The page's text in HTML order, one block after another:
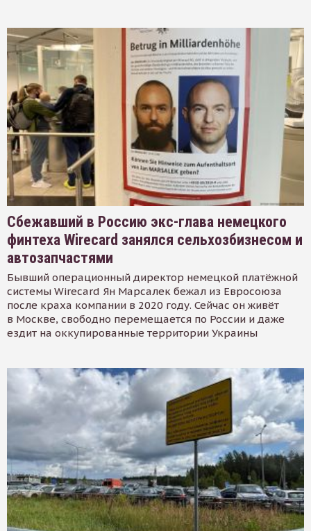
Сбежавший в Россию экс-глава немецкого
финтеха Wirecard занялся сельхозбизнесом и
автозапчастями
Бывший операционный директор немецкой платёжной
системы Wirecard Ян Марсалек бежал из Евросоюза
после краха компании в 2020 году. Сейчас он живёт
в Москве, свободно перемещается по России и даже
ездит на оккупированные территории Украины